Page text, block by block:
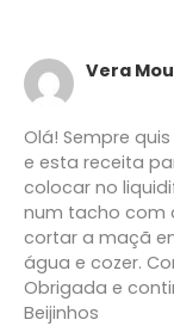
Vera
Olá! Sempre
e esta receita
colocar no
num tacho com
cortar a maçã
água e cozer.
Obrigada e
Beijinhos